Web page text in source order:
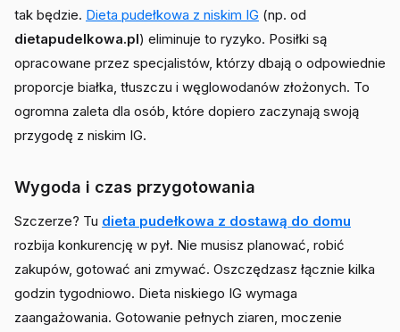
tak będzie. Dieta pudełkowa z niskim IG (np. od
dietapudelkowa.pl) eliminuje to ryzyko. Posiłki są
opracowane przez specjalistów, którzy dbają o odpowiednie
proporcje białka, tłuszczu i węglowodanów złożonych. To
ogromna zaleta dla osób, które dopiero zaczynają swoją
przygodę z niskim IG.
Wygoda i czas przygotowania
Szczerze? Tu dieta pudełkowa z dostawą do domu
rozbija konkurencję w pył. Nie musisz planować, robić
zakupów, gotować ani zmywać. Oszczędzasz łącznie kilka
godzin tygodniowo. Dieta niskiego IG wymaga
zaangażowania. Gotowanie pełnych ziaren, moczenie